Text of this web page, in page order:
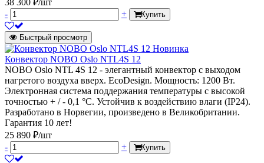
-
+ Купить
Быстрый просмотр
Новинка
Конвектор NOBO Oslo NTL4S 12
NOBO Oslo NTL 4S 12 - элегантный конвектор с выходом
нагретого воздуха вверх. EcoDesign. Мощность: 1200 Вт.
Электронная система поддержания температуры с высокой
точностью + / - 0,1 °C. Устойчив к воздействию влаги (IP24).
Разработано в Норвегии, произведено в Великобритании.
Гарантия 10 лет!
25 890 ₽/шт
-
+ Купить